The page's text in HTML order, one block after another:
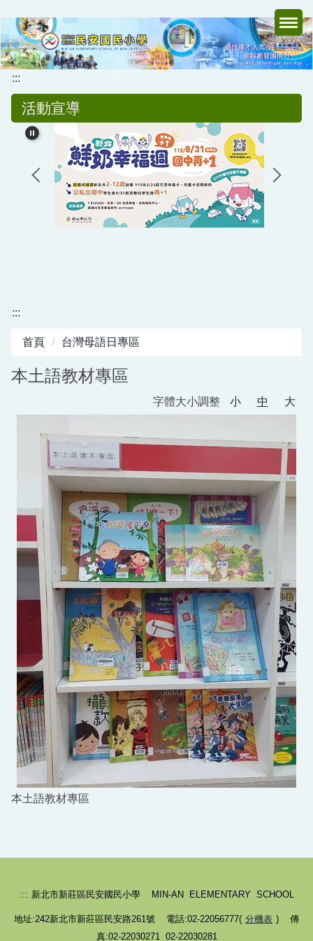
到
主
要
內
容
:::
活動宣導
:::
首頁 台灣母語日專區
本土語教材專區
字體大小調整 小 中 大
本土語教材專區
::: 新北市新莊區民安國民小學 MIN-AN ELEMENTARY SCHOOL
地址:242新北市新莊區民安路261號 電話:02-22056777( 分機表 ) 傳
真:02-22030271 02-22030281